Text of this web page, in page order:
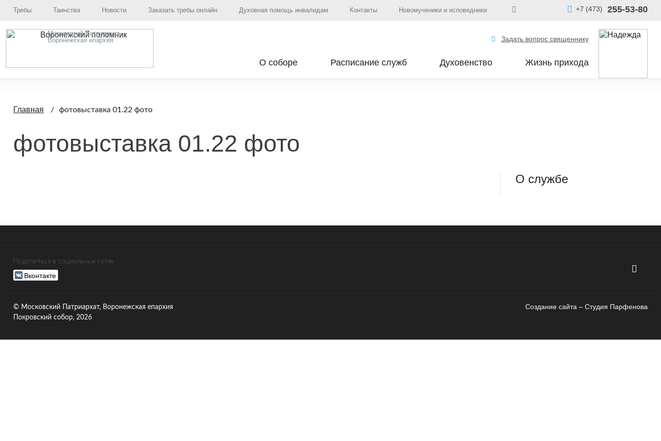
Требы Таинства Новости Заказать требы онлайн Духовная помощь инвалидам Контакты Новомученики и исповедники +7 (473) 255-53-80
Московский Патриархат,
Воронежская епархия
Задать вопрос священнику
О соборе Расписание служб Духовенство Жизнь прихода
Главная фотовыставка 01.22 фото
фотовыставка 01.22 фото
О службе
Поделиться в социальных сетях
Вконтакте
© Московский Патриархат, Воронежcкая епархия
Покровский собор, 2026
Создание сайта – Cтудия Парфенова